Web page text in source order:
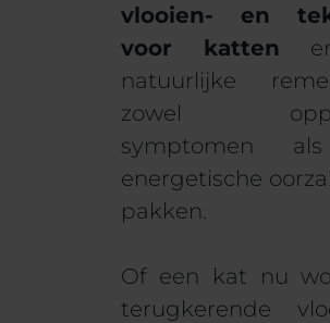
vlooien- en
voor katten
natuurlijke
zowel
symptomen
energetische
pakken.
Of een kat nu
terugkerende